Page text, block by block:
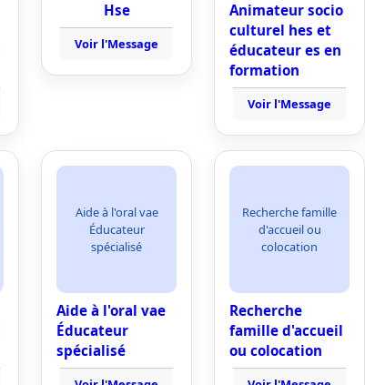
Hse
Voir l'Message
Aide à l'oral vae
Éducateur
spécialisé
Aide à l'oral vae
Éducateur
spécialisé
Animateur socio
culturel hes et
éducateur es en
formation
Voir l'Message
Recherche famille
d'accueil ou
colocation
Recherche
famille d'accueil
ou colocation